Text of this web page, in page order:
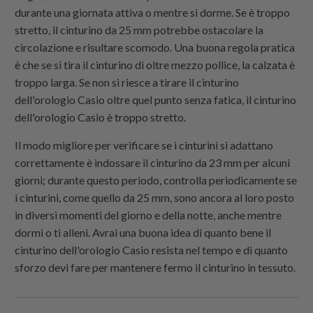
durante una giornata attiva o mentre si dorme. Se è troppo
stretto, il cinturino da 25 mm potrebbe ostacolare la
circolazione e risultare scomodo. Una buona regola pratica
è che se si tira il cinturino di oltre mezzo pollice, la calzata è
troppo larga. Se non si riesce a tirare il cinturino
dell'orologio Casio oltre quel punto senza fatica, il cinturino
dell'orologio Casio è troppo stretto.
Il modo migliore per verificare se i cinturini si adattano
correttamente è indossare il cinturino da 23 mm per alcuni
giorni; durante questo periodo, controlla periodicamente se
i cinturini, come quello da 25 mm, sono ancora al loro posto
in diversi momenti del giorno e della notte, anche mentre
dormi o ti alleni. Avrai una buona idea di quanto bene il
cinturino dell'orologio Casio resista nel tempo e di quanto
sforzo devi fare per mantenere fermo il cinturino in tessuto.